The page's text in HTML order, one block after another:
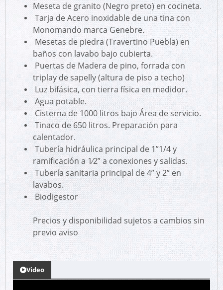
Meseta de granito (Negro preto) en cocineta.
Tarja de Acero inoxidable de una tina con
Monomando marca Genebre.
Mesetas de piedra (Travertino Puebla) en
baños con lavabo bajo cubierta.
Puertas de Madera de pino, forrada con
triplay de sapelly (altura de piso a techo)
Luz bifásica, con tierra física en medidor.
Agua potable.
Cisterna de 1000 litros bajo Área de servicio.
Tinaco de 650 litros. Preparación para
calentador.
Tubería hidráulica principal de 1”1/4 y
ramificación a 1⁄2” a conexiones y salidas.
Tubería sanitaria principal de 4” y 2” en
lavabos.
Biodigestor
Precios y disponibilidad sujetos a cambios sin
previo aviso
Video